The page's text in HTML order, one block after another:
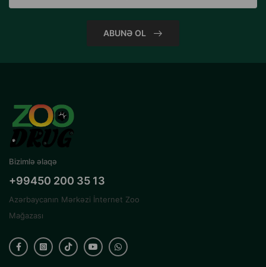
ABUNƏ OL
Bizimlə əlaqə
+99450 200 35 13
Azərbaycanın Mərkəzi İnternet Zoo
Mağazası